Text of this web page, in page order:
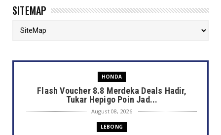
SITEMAP
HONDA
Flash Voucher 8.8 Merdeka Deals Hadir,
Tukar Hepigo Poin Jad...
August 08, 2026
LEBONG